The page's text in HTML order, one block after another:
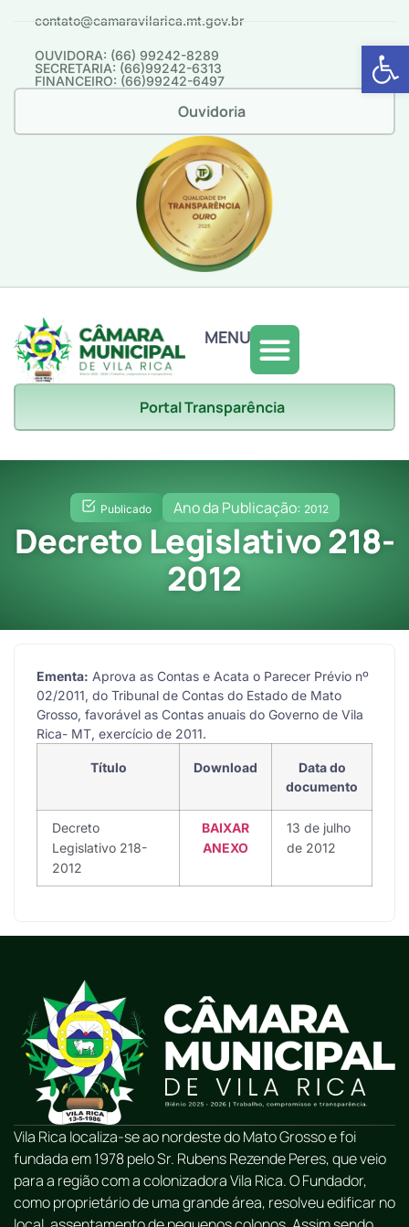
Abrir
contato@camaravilarica.mt.gov.br
OUVIDORA: (66) 99242-8289
SECRETARIA: (66)99242-6313
FINANCEIRO: (66)99242-6497
Ouvidoria
MENU
Portal Transparência
Publicado Ano da Publicação: 2012
Decreto Legislativo 218-
2012
Ementa: Aprova as Contas e Acata o Parecer Prévio nº
02/2011, do Tribunal de Contas do Estado de Mato
Grosso, favorável as Contas anuais do Governo de Vila
Rica- MT, exercício de 2011.
Título Download
Data do
documento
Decreto
Legislativo 218-
2012
BAIXAR
ANEXO
13 de julho
de 2012
Vila Rica localiza-se ao nordeste do Mato Grosso e foi
fundada em 1978 pelo Sr. Rubens Rezende Peres, que veio
para a região com a colonizadora Vila Rica. O Fundador,
como proprietário de uma grande área, resolveu edificar no